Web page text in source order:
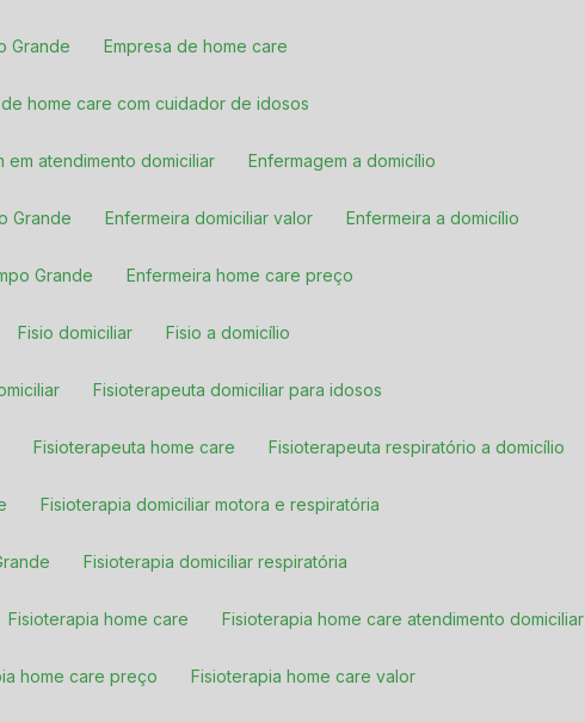
Grande Empresa de home care
de home care com cuidador de idosos
em atendimento domiciliar Enfermagem a domicílio
Grande Enfermeira domiciliar valor Enfermeira a domicílio
Grande Enfermeira home care preço
Fisio domiciliar Fisio a domicílio
Fisioterapeuta domiciliar para idosos
Fisioterapeuta home care Fisioterapeuta respiratório a domicílio
Fisioterapia domiciliar motora e respiratória
Fisioterapia domiciliar respiratória
Fisioterapia home care Fisioterapia home care atendimento domiciliar
home care preço Fisioterapia home care valor